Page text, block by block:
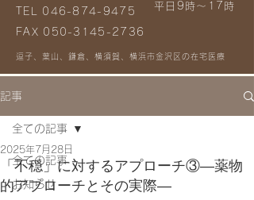
平日9時～17時
TEL 046-874-9475
FAX 050-3145-2736
逗子、葉山、鎌倉、横須賀、横浜市金沢区の在宅医療
記事
全ての記事
お知らせ
全ての記事
「不穏」に対するアプローチ③―薬物
的アプローチとその実際―
2025年7月28日